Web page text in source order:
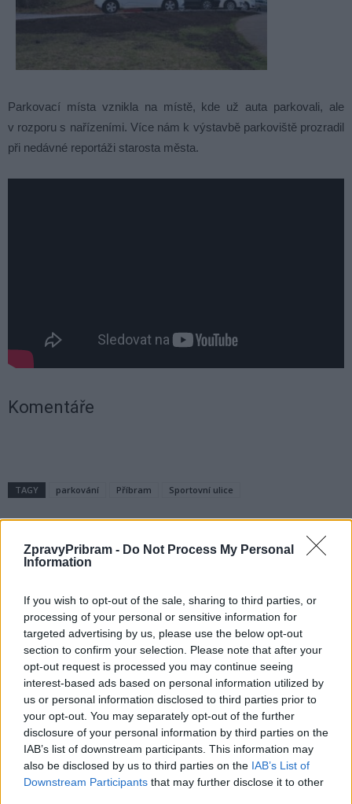
ZpravyPribram - Do Not Process My Personal
Information
If you wish to opt-out of the sale, sharing to third parties, or
processing of your personal or sensitive information for
targeted advertising by us, please use the below opt-out
section to confirm your selection. Please note that after your
opt-out request is processed you may continue seeing
interest-based ads based on personal information utilized by
us or personal information disclosed to third parties prior to
your opt-out. You may separately opt-out of the further
disclosure of your personal information by third parties on the
IAB’s list of downstream participants. This information may
also be disclosed by us to third parties on the IAB’s List of
Downstream Participants that may further disclose it to other
Parkovací místa vznikla na místě, kde už auta parkovali, ale
v rozporu s nařízeními. Více nám k výstavbě parkoviště prozradil
při nedávné reportáži starosta města.
Komentáře
TAGY parkování Příbram Sportovní ulice
Předchozí článek
Ve vnitrobloku Cíl začaly práce,
fontána bude deponována
Následující článek
Zastupitelstvo zítra zasedne,
radnice žádá veřejnost, aby ho
sledovala on-line
SOUVISEJÍCÍ ČLÁNKY
VÍCE OD AUTORA